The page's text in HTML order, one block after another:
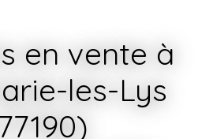
en vente à
les-Lys